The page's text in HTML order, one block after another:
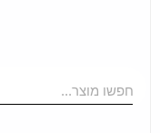
חפשו מוצר...